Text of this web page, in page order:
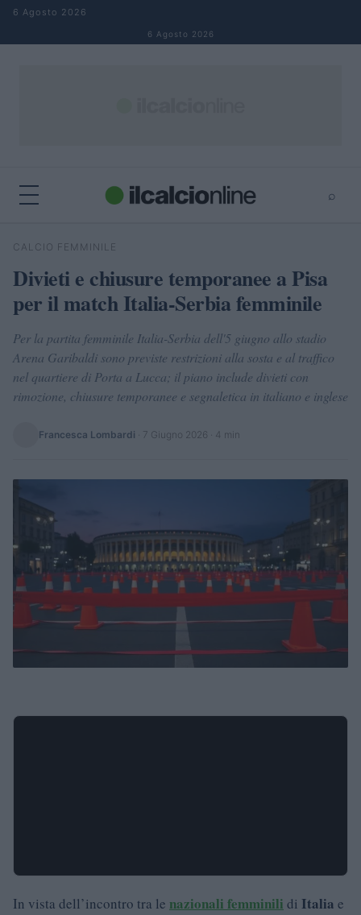
Salta al contenuto
6 Agosto 2026
6 Agosto 2026
⌕
Cerca
CALCIO FEMMINILE
Divieti e chiusure temporanee a Pisa
per il match Italia-Serbia femminile
Per la partita femminile Italia-Serbia dell'5 giugno allo stadio
Arena Garibaldi sono previste restrizioni alla sosta e al traffico
nel quartiere di Porta a Lucca; il piano include divieti con
rimozione, chiusure temporanee e segnaletica in italiano e inglese
Francesca Lombardi 7 Giugno 2026 · 4 min
In vista dell’incontro tra le nazionali femminili di Italia e